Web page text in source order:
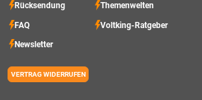
Rücksendung Themenwelten
FAQ Voltking-Ratgeber
Newsletter
VERTRAG WIDERRUFEN